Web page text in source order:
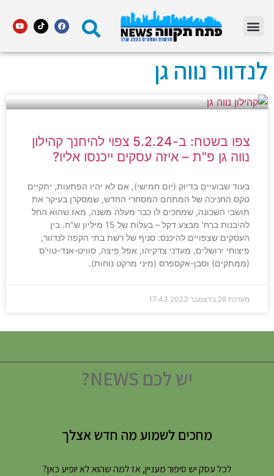
לנדוור נווה גן
צפו בשטח: ב-5.2.24 צפוי להיחנך קהילון
נווה גן פ"ת – איזה עסקים ייכנסו אליו?
בעוד שבועיים בדיוק (יום חמישי), אם לא יהיו הפתעות, יתקיים
טקס החניכה של המתחם המסחרי החדש, שמסקרן בעיקר את
תושבי השכונה, שמחכים לו כבר מעלה משנה, מאז שהוא החל
להיבנות ברח' מבצע דקל – בעלות של 15 מיליון ש"ח. בין
העסקים שצפויים להיכנס: סניף של רשת בתי הקפה לנדוור,
פיצוחי ירושלים, מעדני צדקיהו, אפל פיצה, סוויט-אנד-טוי'ס
(ממתקים) וסבן-אקספרס (מיני מרקט נוחות).
מערכת 28 בדצמבר 2023 17:43
יש לכם NEWS?
מחכים לשמוע מה חדש אצלך
לכל עסק יש סיפור מעניין, אז למה שהוא לא יופיע כאן?